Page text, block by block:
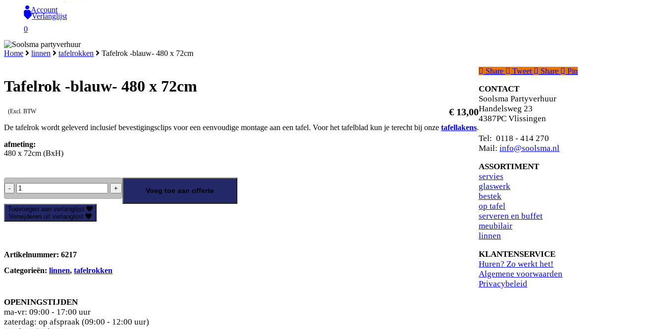
Account
Verlanglijst
search
0
Close
Home linnen tafelrokken Tafelrok -blauw- 480 x 72cm
Tafelrok -blauw- 480 x 72cm
€ 13,00
(Excl. BTW
De tafelrok wordt geleverd inclusief bevestigingsclips voor een eenvoudige montage aan een tafel. Voor het tafelblad kun je terecht bij onze tafellakens.
afmeting:
480 x 72cm (BxH)
Tafelrok
-
blauw-
480
x
Voeg toe aan offerte
Toevoegen aan verlanglijst
Verwijderen uit verlanglijst
Artikelnummer: 6217
Categorieën: linnen, tafelrokken
Share Tweet Share Pin
CONTACT
Soolsma Partyverhuur
Handelsweg 23
4387PC Vlissingen
Tel: 0118 - 414 270
Mail: info@soolsma.nl
ASSORTIMENT
servies
glaswerk
bestek
op tafel
serveren en buffet
meubilair
linnen
KLANTENSERVICE
Huren? Zo werkt het!
Algemene voorwaarden
Privacybeleid
OPENINGSTIJDEN
ma-vr: 09:00 - 17:00 uur
zaterdag: op afspraak (09:00 - 12:00 uur)